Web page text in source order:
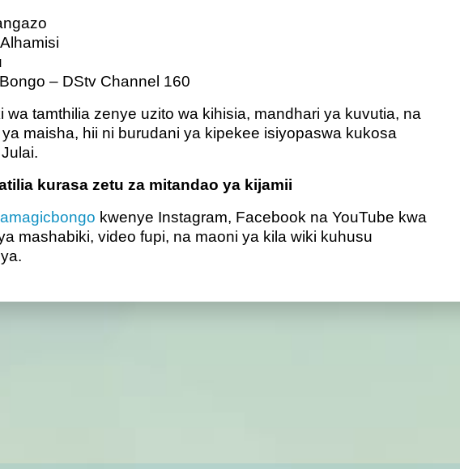
– DStv Channel 160
wa tamthilia zenye uzito wa kihisia, mandhari ya kuvutia, na
maisha, hii ni burudani ya kipekee isiyopaswa kukosa
kurasa zetu za mitandao ya kijamii
kwenye Instagram, Facebook na YouTube kwa
mashabiki, video fupi, na maoni ya kila wiki kuhusu